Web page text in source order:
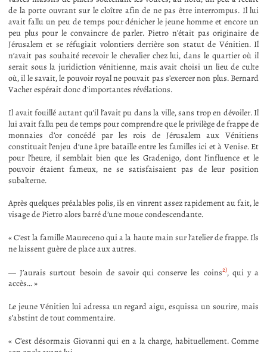
de la porte ouvrant sur le cloître afin de ne pas être interrompus. Il lui
avait fallu un peu de temps pour dénicher le jeune homme et encore un
peu plus pour le convaincre de parler. Pietro n’était pas originaire de
Jérusalem et se réfugiait volontiers derrière son statut de Vénitien. Il
n’avait pas souhaité recevoir le chevalier chez lui, dans le quartier où il
serait sous la juridiction vénitienne, mais avait choisi un lieu de culte
où, il le savait, le pouvoir royal ne pouvait pas s’exercer non plus. Bernard
Vacher espérait donc d’importantes révélations.
Il avait fouillé autant qu’il l’avait pu dans la ville, sans trop en dévoiler. Il
lui avait fallu peu de temps pour comprendre que le privilège de frappe de
monnaies d’or concédé par les rois de Jérusalem aux Vénitiens
constituait l’enjeu d’une âpre bataille entre les familles ici et à Venise. Et
pour l’heure, il semblait bien que les Gradenigo, dont l’influence et le
pouvoir étaient fameux, ne se satisfaisaient pas de leur position
subalterne.
Après quelques préalables polis, ils en vinrent assez rapidement au fait, le
visage de Pietro alors barré d’une moue condescendante.
« C’est la famille Maureceno qui a la haute main sur l’atelier de frappe. Ils
ne laissent guère de place aux autres.
— J’aurais surtout besoin de savoir qui conserve les coins2), qui y a
accès… »
Le jeune Vénitien lui adressa un regard aigu, esquissa un sourire, mais
s’abstint de tout commentaire.
« C’est désormais Giovanni qui en a la charge, habituellement. Comme